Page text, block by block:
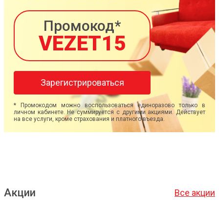
Промокод*
VEZET15
Зарегистрироваться
* Промокодом можно воспользоваться единоразово только в
личном кабинете. Не суммируется с другими акциями. Действует
на все услуги, кроме страхования и платного въезда.
Акции Все акции